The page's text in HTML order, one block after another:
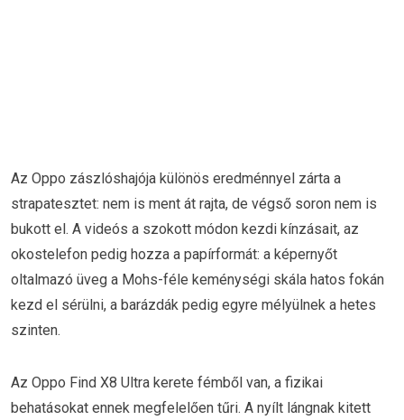
Az Oppo zászlóshajója különös eredménnyel zárta a
strapatesztet: nem is ment át rajta, de végső soron nem is
bukott el. A videós a szokott módon kezdi kínzásait, az
okostelefon pedig hozza a papírformát: a képernyőt
oltalmazó üveg a Mohs-féle keménységi skála hatos fokán
kezd el sérülni, a barázdák pedig egyre mélyülnek a hetes
szinten.
Az Oppo Find X8 Ultra kerete fémből van, a fizikai
behatásokat ennek megfelelően tűri. A nyílt lángnak kitett